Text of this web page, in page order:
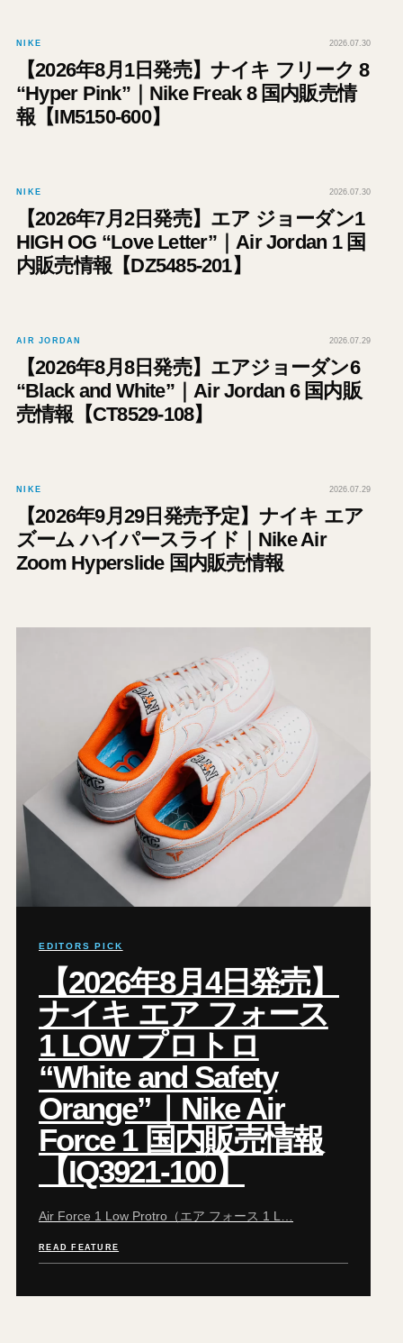
NIKE 2026.07.30
【2026年8月1日発売】ナイキ フリーク 8
“Hyper Pink”｜Nike Freak 8 国内販売情
報【IM5150-600】
NIKE 2026.07.30
【2026年7月2日発売】エア ジョーダン1
HIGH OG “Love Letter”｜Air Jordan 1 国
内販売情報【DZ5485-201】
AIR JORDAN 2026.07.29
【2026年8月8日発売】エアジョーダン6
“Black and White”｜Air Jordan 6 国内販
売情報【CT8529-108】
NIKE 2026.07.29
【2026年9月29日発売予定】ナイキ エア
ズーム ハイパースライド｜Nike Air
Zoom Hyperslide 国内販売情報
EDITORS PICK
【2026年8月4日発売】
ナイキ エア フォース
1 LOW プロトロ
“White and Safety
Orange”｜Nike Air
Force 1 国内販売情報
【IQ3921-100】
Air Force 1 Low Protro（エア フォース 1 L…
READ FEATURE